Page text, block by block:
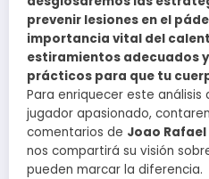
prevenir lesiones en el
importancia vital del
estiramientos adecuados
prácticos para que tu
Para enriquecer este
jugador apasionado,
comentarios de Joao
nos compartirá su visión
pueden marcar la diferencia.